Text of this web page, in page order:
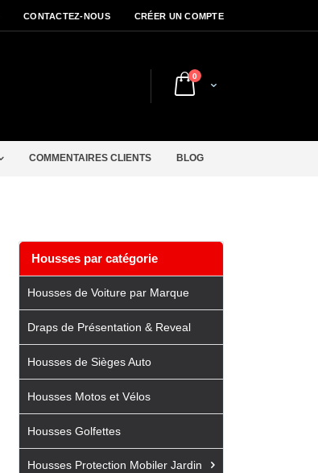
CONTACTEZ-NOUS CRÉER UN COMPTE
Cart
0articles
COMMENTAIRES CLIENTS BLOG
Housses par catégorie
Housses de Voiture par Marque
Draps de Présentation & Reveal
Housses de Sièges Auto
Housses Motos et Vélos
Housses Golfettes
Housses Protection Mobiler Jardin